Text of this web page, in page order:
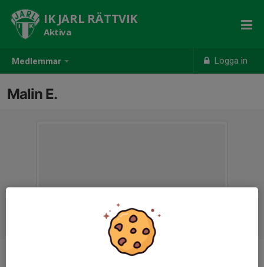
Medlemmar Logga in
IK JARL RÄTTVIK
Aktiva
Malin E.